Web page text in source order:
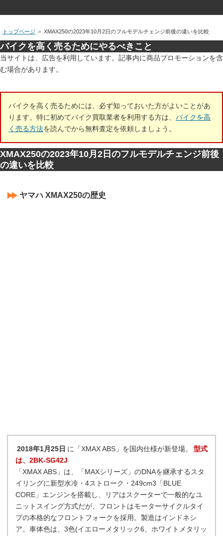
トップページ ＞ XMAX250の2023年10月2日のフルモデルチェンジ前後の違いを比較
バイクを高く売るためにやるべきこと
当サイトは、広告を利用しています。記事内に商品プロモーションを含
む場合があります。
バイクを高く売るためには、必ず知っておいた方がよいことがあ
ります。特に初めてバイク買取業者を利用する方は、 バイクを高
く売る方法を読んでから無料査定を依頼しましょう。
XMAX250の2023年10月2日のフルモデルチェンジ前後
の違いを比較
ヤマハ XMAX250の歴史
2018年1月25日 に「XMAX ABS」を国内仕様が新登場。
型式
は、2BK-SG42J
「XMAX ABS」は、「MAXシリーズ」のDNAを継承するスタ
イリングに新型水冷・4ストローク・249cm3「BLUE
CORE」エンジンを搭載し、リアはスクーターで一般的なユ
ニットスイング方式だが、フロントはモーターサイクルタイ
プの本格的なフロントフォークを採用。製造はインドネシ
ア。車体色は、3色(イエローメタリック6、ホワイトメタリッ